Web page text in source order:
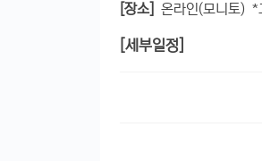
[장소] 온라인(모니토) *
[세부일정]